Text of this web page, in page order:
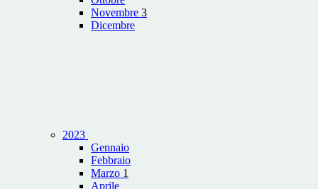
Novembre 3
Dicembre
2023
Gennaio
Febbraio
Marzo 1
Aprile